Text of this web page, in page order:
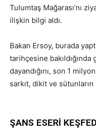
Tulumtaş Mağarası’nı
ilişkin bilgi aldı.
Bakan Ersoy, burada
tarihçesine
dayandığını, son 1
sarkıt, dikit ve
ŞANS ESERİ